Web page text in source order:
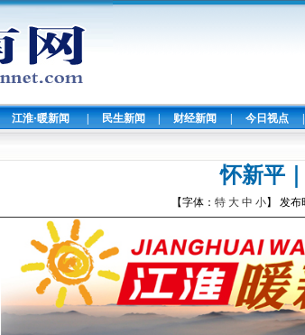
江淮·暖新闻 | 民生新闻 | 财经新闻 | 今日视点 |
怀新平
【字体： 特 大 中 小】 发布